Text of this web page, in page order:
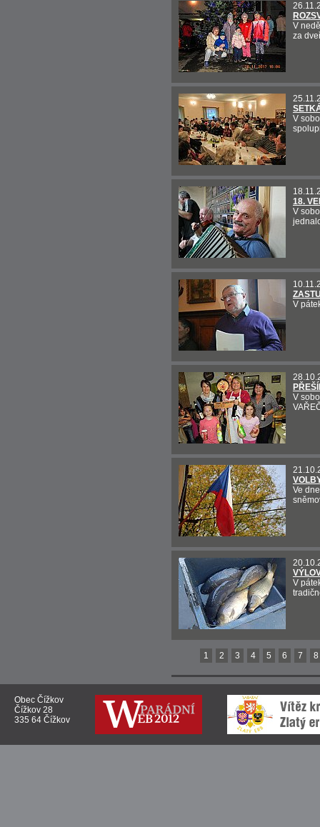
V
za
V
18.
V
V
V
Ve
V
1 2 3 4 5 6 7 8
Obec Čížkov
Čížkov 28
335 64 Čížkov